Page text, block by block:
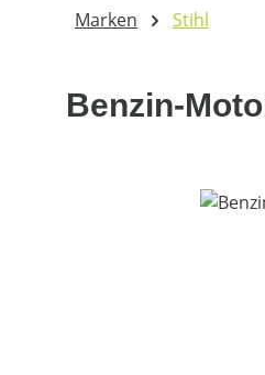
Marken Stihl
Benzin-
Bildergalerie